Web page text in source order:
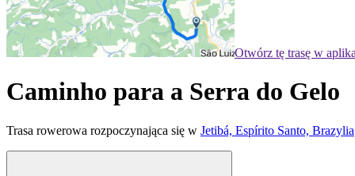
Otwórz tę trasę w
Caminho para a Serra do Gelo
Trasa rowerowa rozpoczynająca się w Jetibá, Espírito Santo, Brazylia